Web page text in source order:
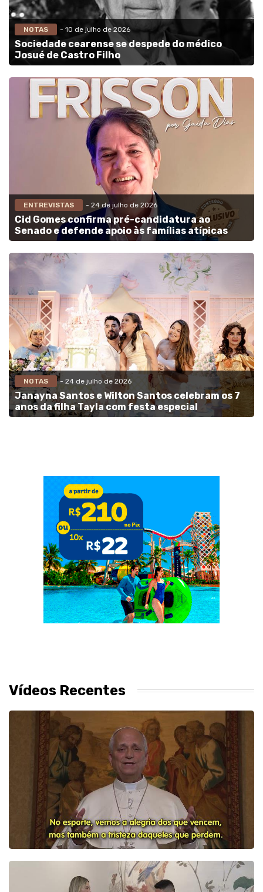
NOTAS - 10 de julho de 2026
Sociedade cearense se despede do médico
Josué de Castro Filho
ENTREVISTAS - 24 de julho de 2026
Cid Gomes confirma pré-candidatura ao
Senado e defende apoio às famílias atípicas
NOTAS - 24 de julho de 2026
Janayna Santos e Wilton Santos celebram os 7
anos da filha Tayla com festa especial
Vídeos Recentes